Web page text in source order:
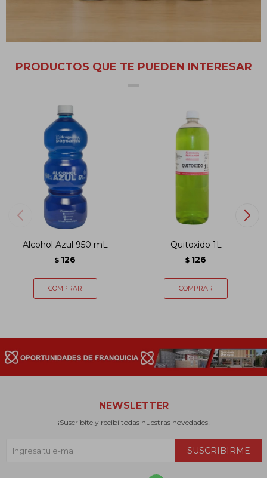
PRODUCTOS QUE TE PUEDEN INTERESAR
Alcohol Azul 950 mL
$ 126
Quitoxido 1L
$ 126
NEWSLETTER
¡Suscribite y recibí todas nuestras novedades!
SUSCRIBIRME